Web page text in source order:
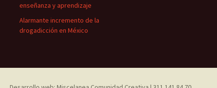
enseñanza y aprendizaje
Alarmante incremento de la
drogadicción en México